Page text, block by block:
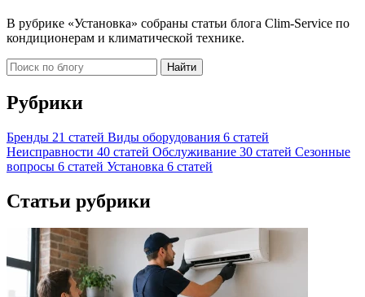
В рубрике «Установка» собраны статьи блога Clim-Service по
кондиционерам и климатической технике.
Найти
Рубрики
Бренды 21 статей Виды оборудования 6 статей
Неисправности 40 статей Обслуживание 30 статей Сезонные
вопросы 6 статей Установка 6 статей
Статьи рубрики